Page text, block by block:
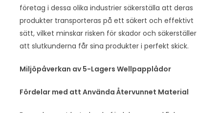
företag i dessa olika industrier säkerställa att deras
produkter transporteras på ett säkert och effektivt
sätt, vilket minskar risken för skador och säkerställer
att slutkunderna får sina produkter i perfekt skick.
Miljöpåverkan av 5-Lagers Wellpapplådor
Fördelar med att Använda Återvunnet Material